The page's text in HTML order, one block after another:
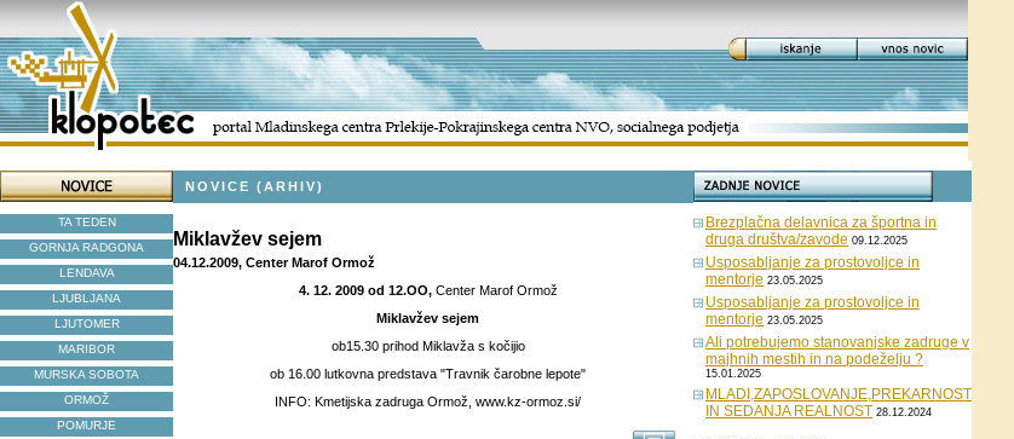
TA TEDEN
GORNJA RADGONA
LENDAVA
LJUBLJANA
LJUTOMER
MARIBOR
MURSKA SOBOTA
ORMOŽ
POMURJE
NOVICE (ARHIV)
Miklavžev sejem
04.12.2009, Center Marof Ormož
4. 12. 2009 od 12.OO,Center Marof Ormož
Miklavžev sejem
ob15.30 prihod Miklavža s kočijio
ob 16.00 lutkovna predstava "Travnik čarobne lepote"
INFO: Kmetijska zadruga Ormož, www.kz-ormoz.si/
Brezplačna delavnica za športna in
druga društva/zavode 09.12.2025
Usposabljanje za prostovoljce in
mentorje 23.05.2025
Usposabljanje za prostovoljce in
mentorje 23.05.2025
Ali potrebujemo stanovanjske zadruge v
majhnih mestih in na podeželju ?
15.01.2025
MLADI,ZAPOSLOVANJE,PREKARNOST
IN SEDANJA REALNOST 28.12.2024